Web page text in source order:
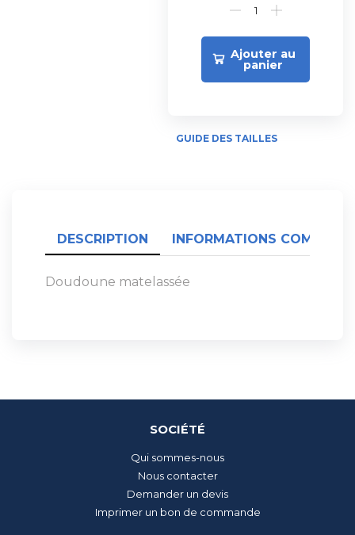
Ajouter au
panier
GUIDE DES TAILLES
DESCRIPTION INFORMATIONS
Doudoune matelassée
SOCIÉTÉ
Qui sommes-nous
Nous contacter
Demander un devis
Imprimer un bon de commande